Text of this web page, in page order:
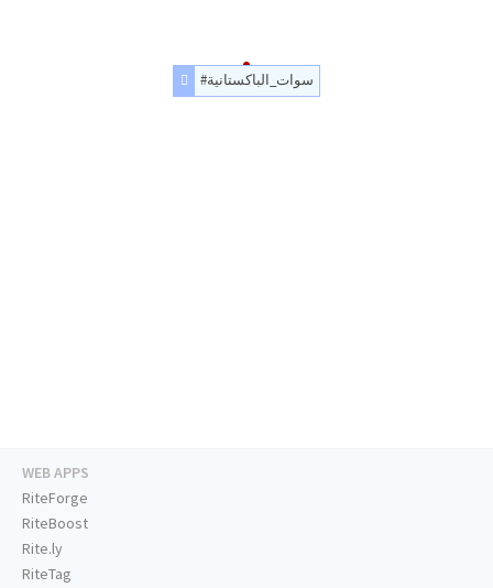
#سوات_الباكستانية
WEB APPS
RiteForge
RiteBoost
Rite.ly
RiteTag